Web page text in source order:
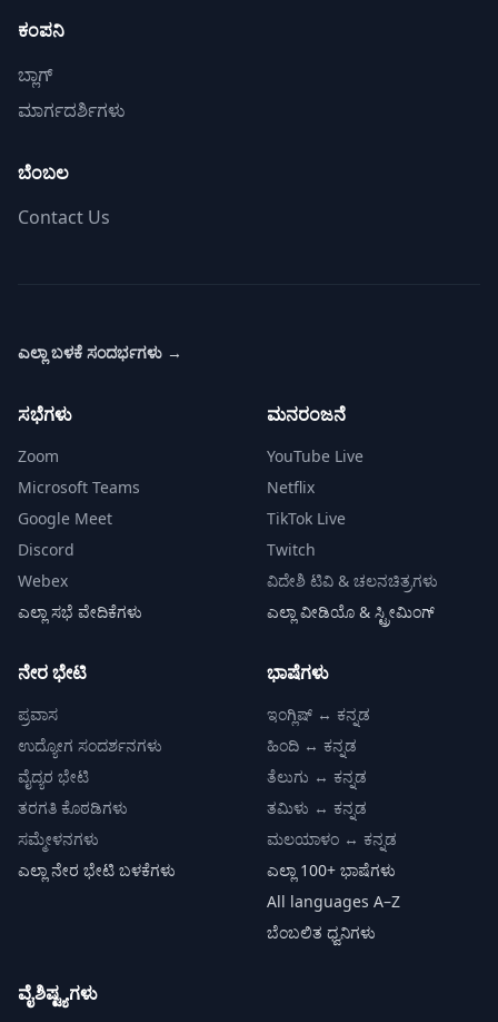
ಕಂಪನಿ
ಬ್ಲಾಗ್
ಮಾರ್ಗದರ್ಶಿಗಳು
ಬೆಂಬಲ
Contact Us
ಎಲ್ಲಾ ಬಳಕೆ ಸಂದರ್ಭಗಳು →
ಸಭೆಗಳು
Zoom
Microsoft Teams
Google Meet
Discord
Webex
ಎಲ್ಲಾ ಸಭೆ ವೇದಿಕೆಗಳು
ಮನರಂಜನೆ
YouTube Live
Netflix
TikTok Live
Twitch
ವಿದೇಶಿ ಟಿವಿ & ಚಲನಚಿತ್ರಗಳು
ಎಲ್ಲಾ ವೀಡಿಯೊ & ಸ್ಟ್ರೀಮಿಂಗ್
ನೇರ ಭೇಟಿ
ಪ್ರವಾಸ
ಉದ್ಯೋಗ ಸಂದರ್ಶನಗಳು
ವೈದ್ಯರ ಭೇಟಿ
ತರಗತಿ ಕೊಠಡಿಗಳು
ಸಮ್ಮೇಳನಗಳು
ಎಲ್ಲಾ ನೇರ ಭೇಟಿ ಬಳಕೆಗಳು
ಭಾಷೆಗಳು
ಇಂಗ್ಲಿಷ್ ↔ ಕನ್ನಡ
ಹಿಂದಿ ↔ ಕನ್ನಡ
ತೆಲುಗು ↔ ಕನ್ನಡ
ತಮಿಳು ↔ ಕನ್ನಡ
ಮಲಯಾಳಂ ↔ ಕನ್ನಡ
ಎಲ್ಲಾ 100+ ಭಾಷೆಗಳು
All languages A–Z
ಬೆಂಬಲಿತ ಧ್ವನಿಗಳು
ವೈಶಿಷ್ಟ್ಯಗಳು